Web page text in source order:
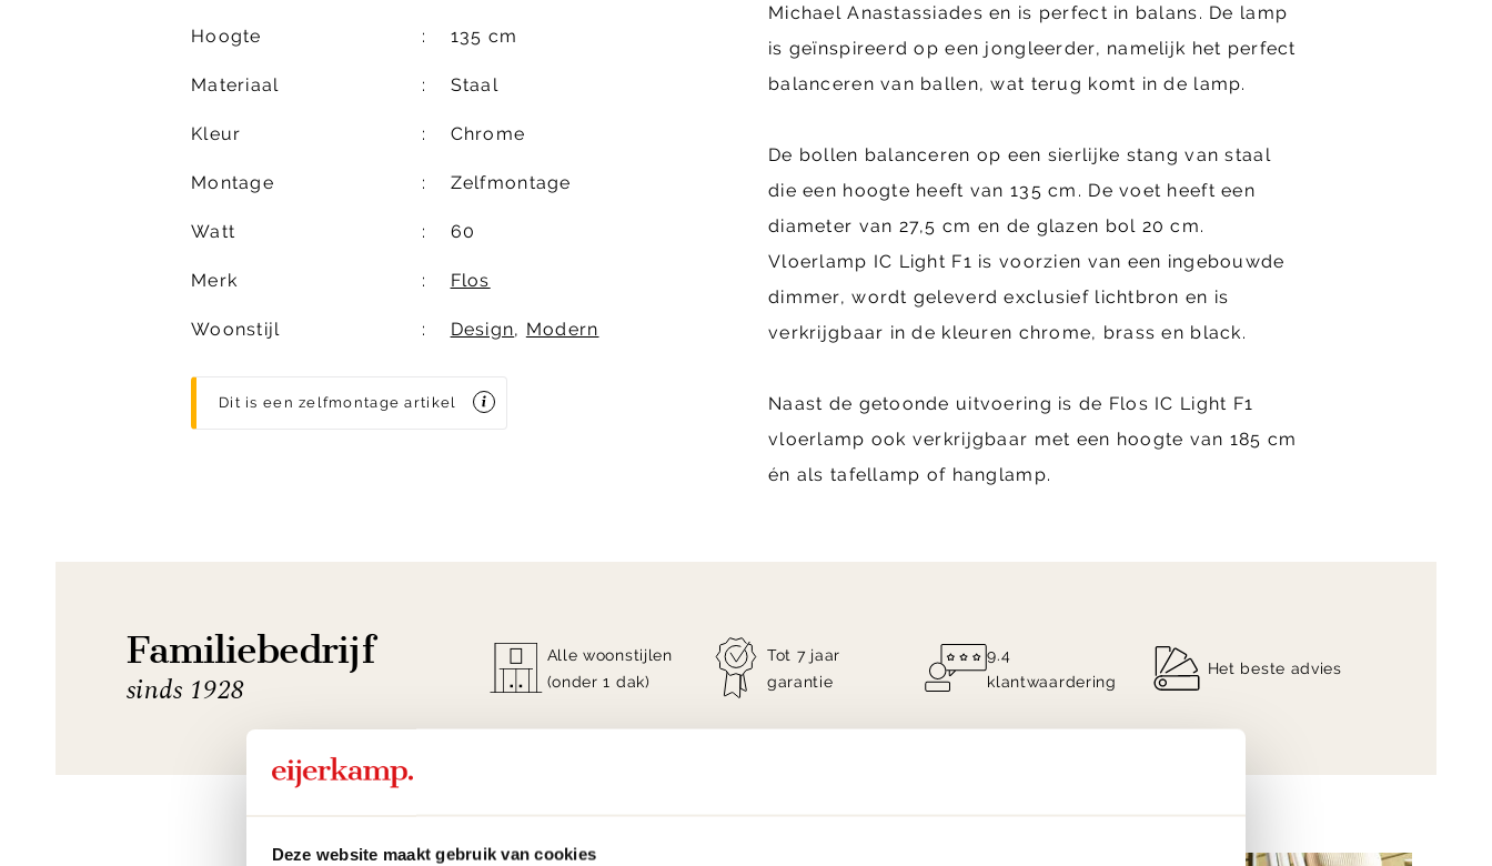
Deze website maakt gebruik van cookies
Hoogte 135 cm
Materiaal Staal
Kleur Chrome
Montage Zelfmontage
Watt 60
Merk Flos
Woonstijl Design, Modern
Dit is een zelfmontage artikel
Michael Anastassiades en is perfect in balans. De lamp
is geïnspireerd op een jongleerder, namelijk het perfect
balanceren van ballen, wat terug komt in de lamp.
De bollen balanceren op een sierlijke stang van staal
die een hoogte heeft van 135 cm. De voet heeft een
diameter van 27,5 cm en de glazen bol 20 cm.
Vloerlamp IC Light F1 is voorzien van een ingebouwde
dimmer, wordt geleverd exclusief lichtbron en is
verkrijgbaar in de kleuren chrome, brass en black.
Naast de getoonde uitvoering is de Flos IC Light F1
vloerlamp ook verkrijgbaar met een hoogte van 185 cm
én als tafellamp of hanglamp.
Familiebedrijf
sinds 1928
Alle woonstijlen
(onder 1 dak)
Tot 7 jaar
garantie
9.4
klantwaardering
Het beste advies